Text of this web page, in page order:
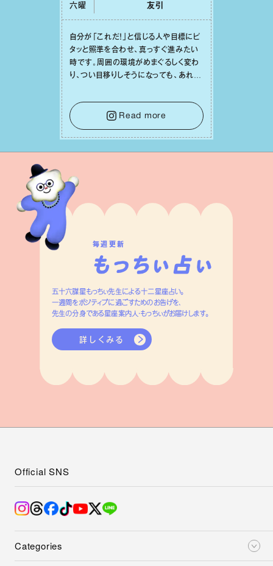
六曜 友引
⾃分が「これだ！」と信じる⼈や⽬標にピ
タッと照準を合わせ、真っすぐ進みたい
時です。周囲の環境がめまぐるしく変わ
り、つい⽬移りしそうになっても、あれこ
をそっと⼿放し、⽬の前のことに集中しま
しょう。そのブレない決意が、あなたにと
って有意義で安定した成果を引き寄せま
す。
Read more
毎週更新
五十六謀星もっちぃ先生による十二星座占い。
一週間をポジティブに過ごすためのお告げを、
先生の分身である星座案内人・もっちぃがお届けします。
詳しくみる
Categories
Official SNS